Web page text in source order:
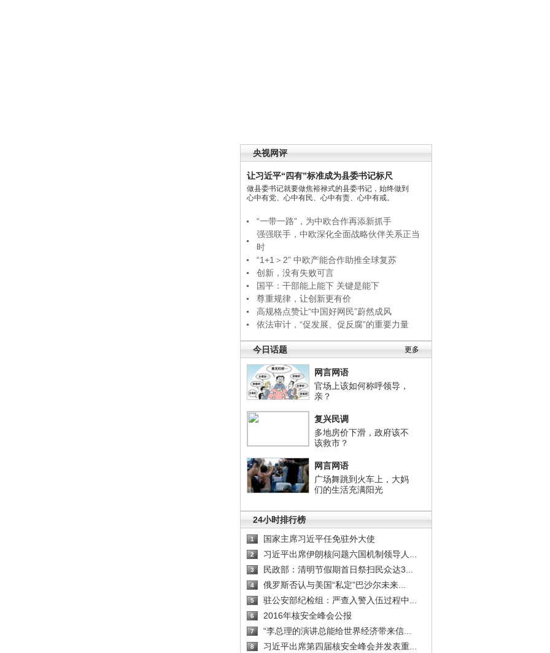
央视网评
让习近平“四有”标准成为县委书记标尺
做县委书记就要做焦裕禄式的县委书记，始终做到
心中有党、心中有民、心中有责、心中有戒。
“一带一路”，为中欧合作再添新抓手
强强联手，中欧深化全面战略伙伴关系正当
时
“1+1＞2” 中欧产能合作助推全球复苏
创新，没有失败可言
国平：干部能上能下 关键是能下
尊重规律，让创新更有价
高规格点赞让“中国好网民”蔚然成风
依法审计，“促发展、促反腐”的重要力量
今日话题 更多
网言网语
官场上该如何称呼领导，
亲？
复兴民调
多地房价下滑，政府该不
该救市？
网言网语
广场舞跳到火车上，大妈
们的生活充满阳光
24小时排行榜
1 国家主席习近平任免驻外大使
2 习近平出席伊朗核问题六国机制领导人...
3 民政部：清明节假期首日祭扫民众达3...
4 俄罗斯否认与美国“私定”巴沙尔未来...
5 驻公安部纪检组：严查入警入伍过程中...
6 2016年核安全峰会公报
7 “李总理的演讲总能给世界经济带来信...
8 习近平出席第四届核安全峰会并发表重...